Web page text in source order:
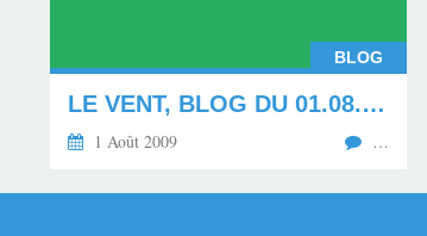
BLOG
LE VENT, BLOG DU 01.08.2009
1 Août 2009 …